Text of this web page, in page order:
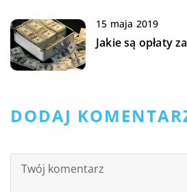
15 maja 2019
Jakie są opłaty
DODAJ